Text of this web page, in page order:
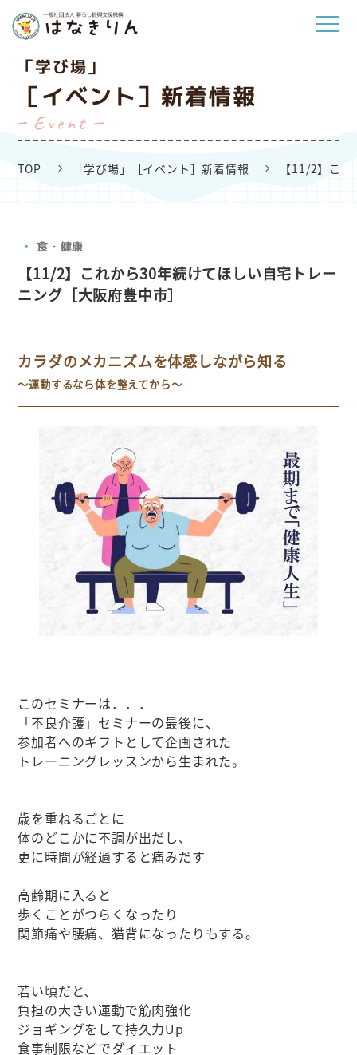
「学び場」
［イベント］新着情報
Event
TOP 「学び場」［イベント］新着情報 【11/2】こ
食・健康
【11/2】これから30年続けてほしい自宅トレー
ニング［大阪府豊中市］
カラダのメカニズムを体感しながら知る
～運動するなら体を整えてから～
このセミナーは．．．
「不良介護」セミナーの最後に、
参加者へのギフトとして企画された
トレーニングレッスンから生まれた。
歳を重ねるごとに
体のどこかに不調が出だし、
更に時間が経過すると痛みだす
高齢期に入ると
歩くことがつらくなったり
関節痛や腰痛、猫背になったりもする。
若い頃だと、
負担の大きい運動で筋肉強化
ジョギングをして持久力Up
食事制限などでダイエット